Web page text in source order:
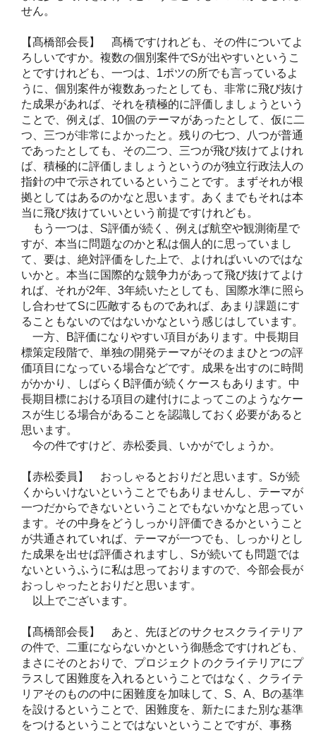
せん。
【髙橋部会長】 髙橋ですけれども、その件についてよ
ろしいですか。複数の個別案件でSが出やすいというこ
とですけれども、一つは、1ポツの所でも言っているよ
うに、個別案件が複数あったとしても、非常に飛び抜け
た成果があれば、それを積極的に評価しましょうという
ことで、例えば、10個のテーマがあったとして、仮に二
つ、三つが非常によかったと。残りの七つ、八つが普通
であったとしても、その二つ、三つが飛び抜けてよけれ
ば、積極的に評価しましょうというのが独立行政法人の
指針の中で示されているということです。まずそれが根
拠としてはあるのかなと思います。あくまでもそれは本
当に飛び抜けていいという前提ですけれども。
もう一つは、S評価が続く、例えば航空や観測衛星で
すが、本当に問題なのかと私は個人的に思っていまし
て、要は、絶対評価をした上で、よければいいのではな
いかと。本当に国際的な競争力があって飛び抜けてよけ
れば、それが2年、3年続いたとしても、国際水準に照ら
し合わせてSに匹敵するものであれば、あまり課題にす
ることもないのではないかなという感じはしています。
一方、B評価になりやすい項目があります。中長期目
標策定段階で、単独の開発テーマがそのままひとつの評
価項目になっている場合などです。成果を出すのに時間
がかかり、しばらくB評価が続くケースもあります。中
長期目標における項目の建付けによってこのようなケー
スが生じる場合があることを認識しておく必要があると
思います。
今の件ですけど、赤松委員、いかがでしょうか。
【赤松委員】 おっしゃるとおりだと思います。Sが続
くからいけないということでもありませんし、テーマが
一つだからできないということでもないかなと思ってい
ます。その中身をどうしっかり評価できるかということ
が共通されていれば、テーマが一つでも、しっかりとし
た成果を出せば評価されますし、Sが続いても問題では
ないというふうに私は思っておりますので、今部会長が
おっしゃったとおりだと思います。
以上でございます。
【髙橋部会長】 あと、先ほどのサクセスクライテリア
の件で、二重にならないかという御懸念ですけれども、
まさにそのとおりで、プロジェクトのクライテリアにプ
ラスして困難度を入れるということではなく、クライテ
リアそのものの中に困難度を加味して、S、A、Bの基準
を設けるということで、困難度を、新たにまた別な基準
をつけるということではないということですが、事務